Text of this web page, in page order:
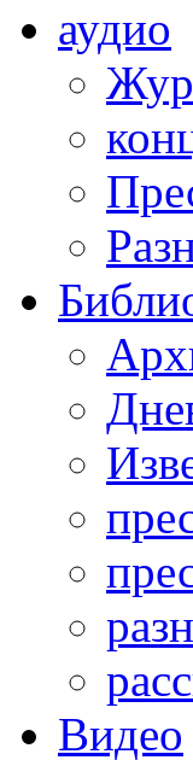
аудио
Видео